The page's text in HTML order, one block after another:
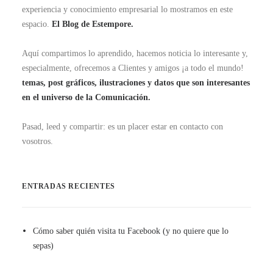
experiencia y conocimiento empresarial lo mostramos en este
espacio. El Blog de Estempore.
Aquí compartimos lo aprendido, hacemos noticia lo interesante y,
especialmente, ofrecemos a Clientes y amigos ¡a todo el mundo!
temas, post gráficos, ilustraciones y datos que son interesantes
en el universo de la Comunicación.
Pasad, leed y compartir: es un placer estar en contacto con
vosotros.
ENTRADAS RECIENTES
Cómo saber quién visita tu Facebook (y no quiere que lo
sepas)